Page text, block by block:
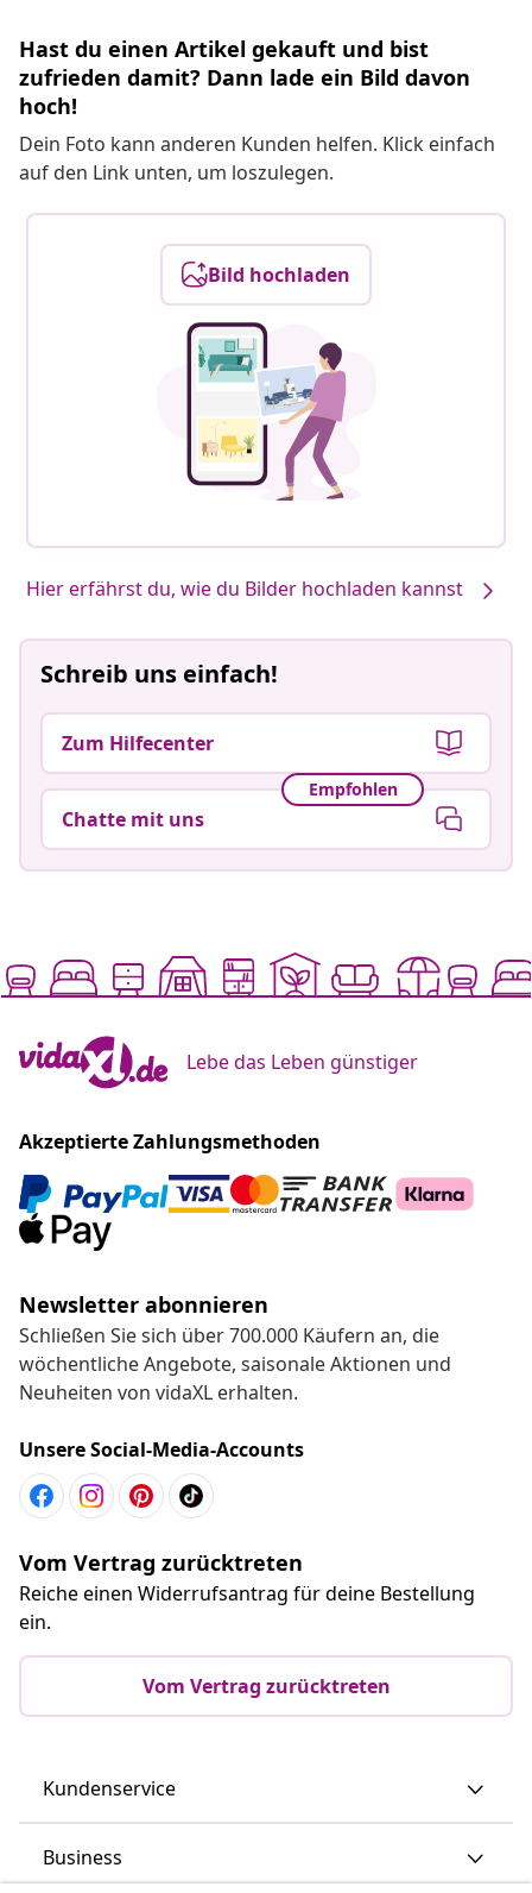
Hast du einen Artikel gekauft und bist
zufrieden damit? Dann lade ein Bild davon
hoch!
Dein Foto kann anderen Kunden helfen. Klick einfach
auf den Link unten, um loszulegen.
Bild hochladen
Hier erfährst du, wie du Bilder hochladen kannst
Schreib uns einfach!
Zum Hilfecenter
Empfohlen
Chatte mit uns
Lebe das Leben günstiger
Akzeptierte Zahlungsmethoden
Newsletter abonnieren
Schließen Sie sich über 700.000 Käufern an, die
wöchentliche Angebote, saisonale Aktionen und
Neuheiten von vidaXL erhalten.
Unsere Social-Media-Accounts
Vom Vertrag zurücktreten
Reiche einen Widerrufsantrag für deine Bestellung
ein.
Vom Vertrag zurücktreten
Kundenservice
Business